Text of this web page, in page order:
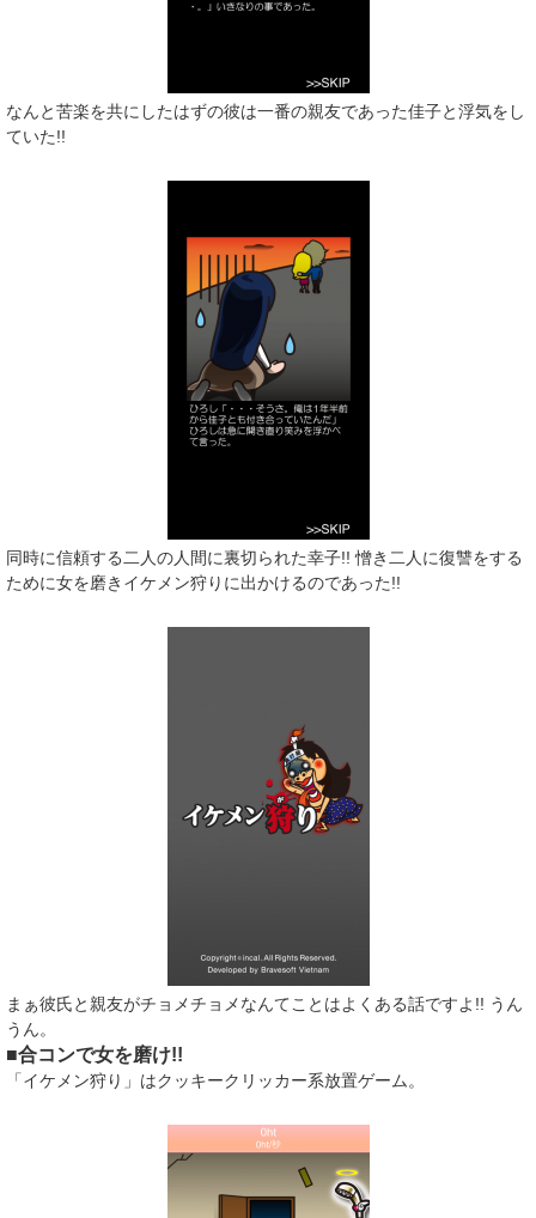
なんと苦楽を共にしたはずの彼は一番の親友であった佳子と浮気をし
ていた!!
同時に信頼する二人の人間に裏切られた幸子!! 憎き二人に復讐をする
ために女を磨きイケメン狩りに出かけるのであった!!
まぁ彼氏と親友がチョメチョメなんてことはよくある話ですよ!! うん
うん。
■合コンで女を磨け!!
「イケメン狩り」はクッキークリッカー系放置ゲーム。